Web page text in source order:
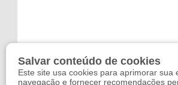
Salvar conteúdo de cookies
Este site usa cookies para aprimorar sua
navegação e fornecer recomendações